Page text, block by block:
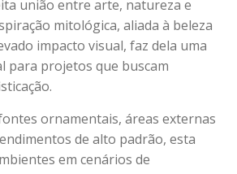
união entre arte, natureza e
mitológica, aliada à beleza
impacto visual, faz dela uma
para projetos que buscam
ornamentais, áreas externas
de alto padrão, esta
em cenários de